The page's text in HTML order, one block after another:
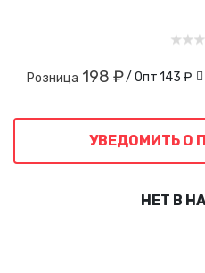
Розница 198 ₽/ Опт143 ₽
УВЕДОМИТЬ О
НЕТ В